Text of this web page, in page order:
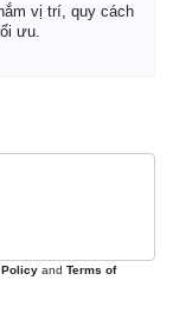
vị trí, quy cách
ưu.
and Terms of